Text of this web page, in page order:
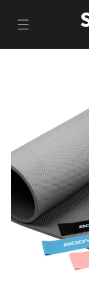
al contenido